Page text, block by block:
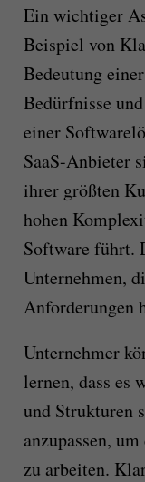
Ein wichtiger
Beispiel von
Bedeutung
Bedürfnisse
einer
SaaS-Anbieter
ihrer größten
hohen
Software führt.
Unternehmen,
Anforderungen
Unternehmer
lernen, dass es
und Strukturen
anzupassen,
zu arbeiten.